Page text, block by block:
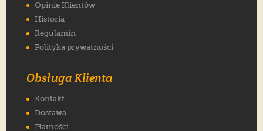
Opinie Klientów
Historia
Regulamin
Polityka prywatności
Obsługa Klienta
Kontakt
Dostawa
Płatności